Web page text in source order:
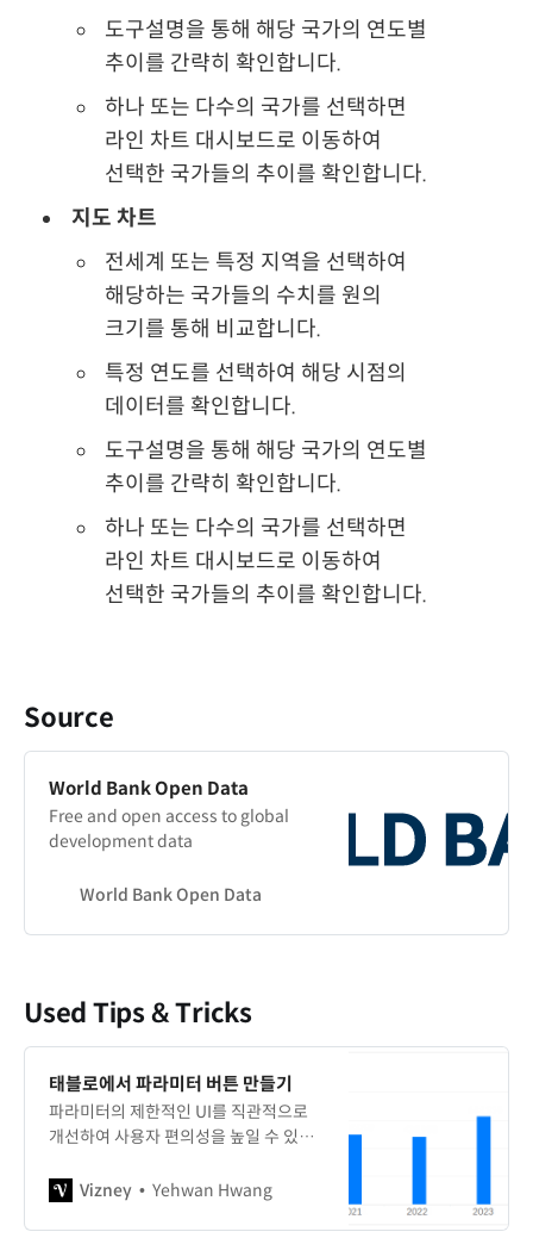
도구설명을 통해 해당 국가의 연도별
추이를 간략히 확인합니다.
하나 또는 다수의 국가를 선택하면
라인 차트 대시보드로 이동하여
선택한 국가들의 추이를 확인합니다.
지도 차트
전세계 또는 특정 지역을 선택하여
해당하는 국가들의 수치를 원의
크기를 통해 비교합니다.
특정 연도를 선택하여 해당 시점의
데이터를 확인합니다.
도구설명을 통해 해당 국가의 연도별
추이를 간략히 확인합니다.
하나 또는 다수의 국가를 선택하면
라인 차트 대시보드로 이동하여
선택한 국가들의 추이를 확인합니다.
Source
World Bank Open Data
Free and open access to global
development data
World Bank Open Data
Used Tips & Tricks
태블로에서 파라미터 버튼 만들기
파라미터의 제한적인 UI를 직관적으로
개선하여 사용자 편의성을 높일 수 있는
Vizney
Yehwan Hwang